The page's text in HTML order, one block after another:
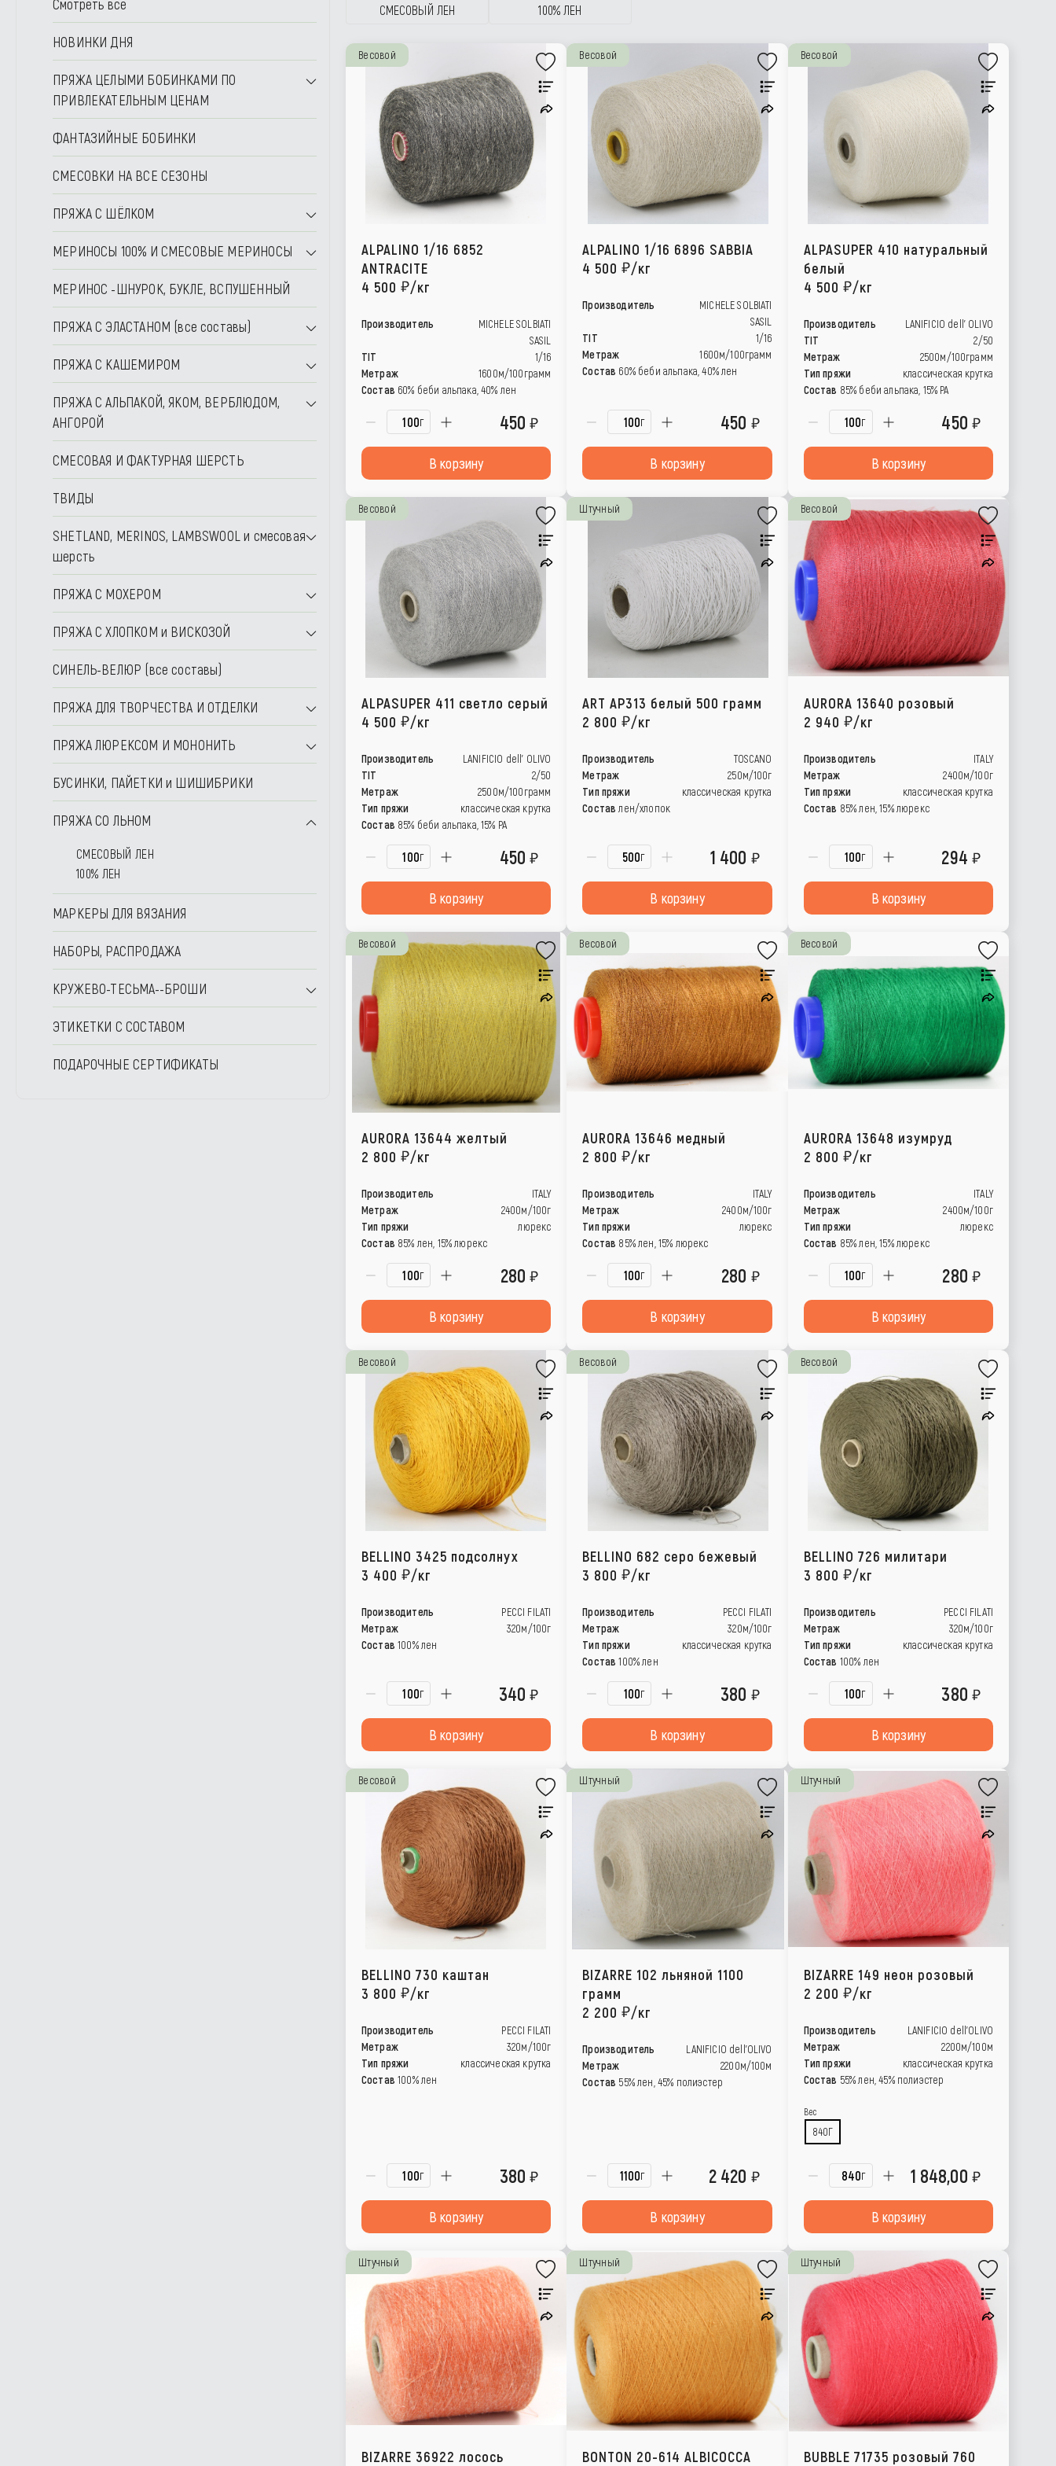
Смотреть все
НОВИНКИ ДНЯ
ПРЯЖА ЦЕЛЫМИ БОБИНКАМИ ПО
ПРИВЛЕКАТЕЛЬНЫМ ЦЕНАМ
ФАНТАЗИЙНЫЕ БОБИНКИ
СМЕСОВКИ НА ВСЕ СЕЗОНЫ
ПРЯЖА С ШЁЛКОМ
МЕРИНОСЫ 100% И СМЕСОВЫЕ МЕРИНОСЫ
МЕРИНОС -ШНУРОК, БУКЛЕ, ВСПУШЕННЫЙ
ПРЯЖА С ЭЛАСТАНОМ (все составы)
ПРЯЖА С КАШЕМИРОМ
ПРЯЖА С АЛЬПАКОЙ, ЯКОМ, ВЕРБЛЮДОМ,
АНГОРОЙ
СМЕСОВАЯ И ФАКТУРНАЯ ШЕРСТЬ
ТВИДЫ
SHETLAND, MERINOS, LAMBSWOOL и смесовая
шерсть
ПРЯЖА С МОХЕРОМ
ПРЯЖА С ХЛОПКОМ и ВИСКОЗОЙ
СИНЕЛЬ-ВЕЛЮР (все составы)
ПРЯЖА ДЛЯ ТВОРЧЕСТВА И ОТДЕЛКИ
ПРЯЖА ЛЮРЕКСОМ И МОНОНИТЬ
БУСИНКИ, ПАЙЕТКИ и ШИШИБРИКИ
ПРЯЖА СО ЛЬНОМ
СМЕСОВЫЙ ЛЕН
100% ЛЕН
МАРКЕРЫ ДЛЯ ВЯЗАНИЯ
НАБОРЫ, РАСПРОДАЖА
КРУЖЕВО-ТЕСЬМА--БРОШИ
ЭТИКЕТКИ С СОСТАВОМ
ПОДАРОЧНЫЕ СЕРТИФИКАТЫ
СМЕСОВЫЙ ЛЕН 100% ЛЕН
Весовой
ALPALINO 1/16 6852
ANTRACITE
4 500
/кг
Производитель
MICHELE SOLBIATI
SASIL
TIT
1/16
Метраж
1600м/100грамм
Состав 60% беби альпака, 40% лен
г 450
В корзину
Весовой
ALPALINO 1/16 6896 SABBIA
4 500 /кг
Производитель
MICHELE SOLBIATI
SASIL
TIT
1/16
Метраж
1600м/100грамм
Состав 60% беби альпака, 40% лен
г 450
В корзину
Весовой
ALPASUPER 410 натуральный
белый
4 500
/кг
Производитель
LANIFICIO dell’ OLIVO
TIT
2/50
Метраж
2500м/100грамм
Тип пряжи
классическая крутка
Состав 85% беби альпака, 15% РА
г 450
В корзину
Весовой
ALPASUPER 411 светло серый
4 500
/кг
Производитель
LANIFICIO dell’ OLIVO
TIT
2/50
Метраж
2500м/100грамм
Тип пряжи
классическая крутка
Состав 85% беби альпака, 15% РА
г 450
В корзину
Штучный
ART AP313 белый 500 грамм
2 800 /кг
Производитель
TOSCANO
Метраж
250м/100г
Тип пряжи
классическая крутка
Состав лен/хлопок
г 1 400
В корзину
Весовой
AURORA 13640 розовый
2 940
/кг
Производитель
ITALY
Метраж
2400м/100г
Тип пряжи
классическая крутка
Состав 85% лен, 15% люрекс
г 294
В корзину
Весовой
AURORA 13644 желтый
2 800
/кг
Производитель
ITALY
Метраж
2400м/100г
Тип пряжи
люрекс
Состав 85% лен, 15% люрекс
г 280
В корзину
Весовой
AURORA 13646 медный
2 800 /кг
Производитель
ITALY
Метраж
2400м/100г
Тип пряжи
люрекс
Состав 85% лен, 15% люрекс
г 280
В корзину
Весовой
AURORA 13648 изумруд
2 800
/кг
Производитель
ITALY
Метраж
2400м/100г
Тип пряжи
люрекс
Состав 85% лен, 15% люрекс
г 280
В корзину
Весовой
BELLINO 3425 подсолнух
3 400
/кг
Производитель
PECCI FILATI
Метраж
320м/100г
Состав 100% лен
г 340
В корзину
Весовой
BELLINO 682 серо бежевый
3 800 /кг
Производитель
PECCI FILATI
Метраж
320м/100г
Тип пряжи
классическая крутка
Состав 100% лен
г 380
В корзину
Весовой
BELLINO 726 милитари
3 800
/кг
Производитель
PECCI FILATI
Метраж
320м/100г
Тип пряжи
классическая крутка
Состав 100% лен
г 380
В корзину
Весовой
BELLINO 730 каштан
3 800
/кг
Производитель
PECCI FILATI
Метраж
320м/100г
Тип пряжи
классическая крутка
Состав 100% лен
г 380
В корзину
Штучный
BIZARRE 102 льняной 1100
грамм
2 200 /кг
Производитель
LANIFICIO dell'OLIVO
Метраж
2200м/100м
Состав 55% лен, 45% полиэстер
г 2 420
В корзину
Штучный
BIZARRE 149 неон розовый
2 200
/кг
Производитель
LANIFICIO dell'OLIVO
Метраж
2200м/100м
Тип пряжи
классическая крутка
Состав 55% лен, 45% полиэстер
Вес
840Г
г 1 848,00
В корзину
Штучный
BIZARRE 36922 лосось
Штучный
BONTON 20-614 ALBICOCCA
Штучный
BUBBLE 71735 розовый 760